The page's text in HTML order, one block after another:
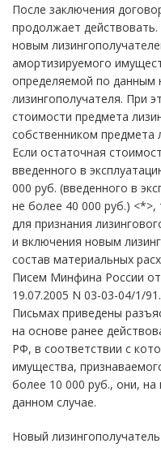
После заключения
продолжает
новым
амортизируемого
определяемой по данным
лизингополучателя. При
стоимости предмета
собственником предмета
Если остаточная
введенного в
000 руб. (введенного в
не более 40 000 руб.)
для признания
и включения новым
состав материальных
Писем Минфина России
19.07.2005 N 03-03-04/1/
Письмах приведены
на основе ранее
РФ, в соответствии с
имущества,
более 10 000 руб., они,
данном случае.
Новый